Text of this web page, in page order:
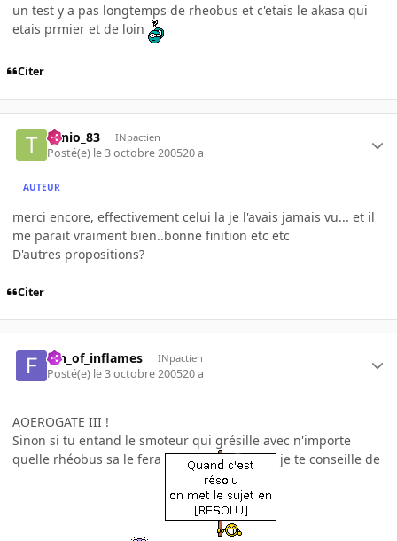
un test y a pas longtemps de rheobus et c'etais le akasa qui
etais prmier et de loin
Citer
Tonio_83 INpactien
Posté(e) le 3 octobre 200520 a
AUTEUR
merci encore, effectivement celui la je l'avais jamais vu... et il
me parait vraiment bien..bonne finition etc etc
D'autres propositions?
Citer
fan_of_inflames INpactien
Posté(e) le 3 octobre 200520 a
AOEROGATE III !
Sinon si tu entand le smoteur qui grésille avec n'importe
quelle rhéobus sa le fera
je te conseille de